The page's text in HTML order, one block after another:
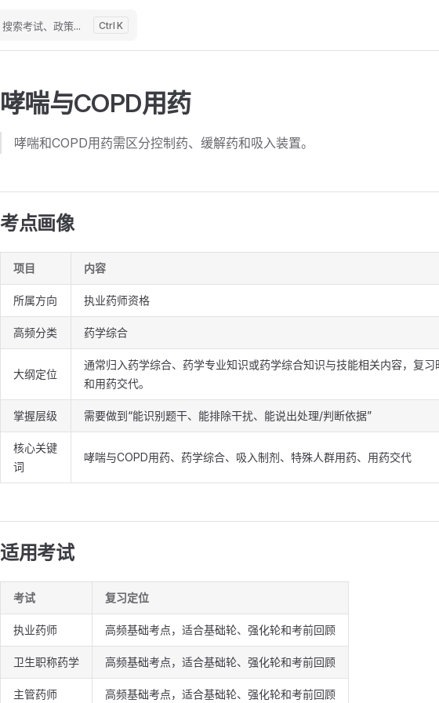
搜索考试、政策... K
哮喘与COPD用药
哮喘和COPD用药需区分控制药、缓解药和吸入装置。
考点画像
项目 内容
所属方向 执业药师资格
高频分类 药学综合
大纲定位
通常归入药学综合、药学专业知识或药学综合知识与技能相关内容，复
和用药交代。
掌握层级 需要做到“能识别题干、能排除干扰、能说出处理/判断依据”
核心关键
词
哮喘与COPD用药、药学综合、吸入制剂、特殊人群用药、用药交代
适用考试
考试 复习定位
执业药师 高频基础考点，适合基础轮、强化轮和考前回顾
卫生职称药学 高频基础考点，适合基础轮、强化轮和考前回顾
主管药师 高频基础考点，适合基础轮、强化轮和考前回顾